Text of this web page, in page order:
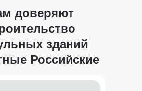
доверяют
зданий
Российские